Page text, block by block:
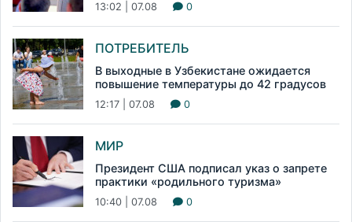
13:02 | 07.08 0
ПОТРЕБИТЕЛЬ
В выходные в Узбекистане ожидается
повышение температуры до 42 градусов
12:17 | 07.08 0
МИР
Президент США подписал указ о запрете
практики «родильного туризма»
10:40 | 07.08 0